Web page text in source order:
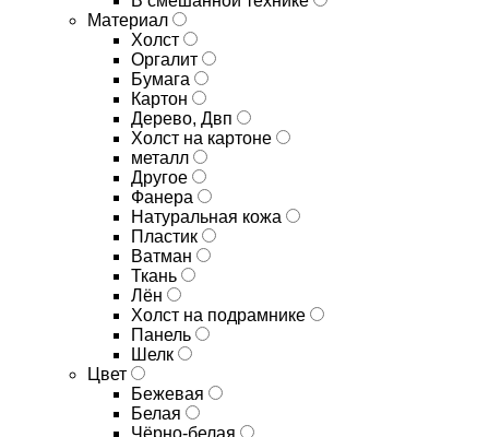
Материал
Холст
Оргалит
Бумага
Картон
Дерево, Двп
Холст на картоне
металл
Другое
Фанера
Натуральная кожа
Пластик
Ватман
Ткань
Лён
Холст на подрамнике
Панель
Шелк
Цвет
Бежевая
Белая
Чёрно-белая